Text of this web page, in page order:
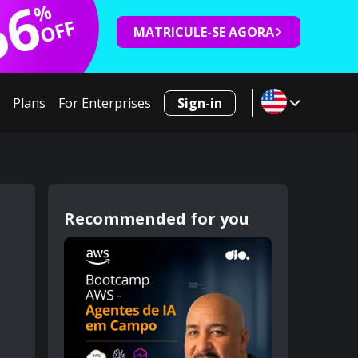
%
OFF MATRICULE-SE AGORA
Plans For Enterprises Sign-in
Recommended for you